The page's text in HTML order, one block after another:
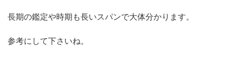
長期の鑑定や時期も長いスパンで大体分かります。
参考にして下さいね。